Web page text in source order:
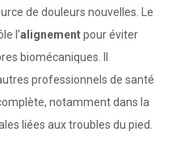
de douleurs nouvelles. Le
l’alignementpour éviter
biomécaniques. Il
professionnels de santé
notamment dans la
liées aux troubles du pied.